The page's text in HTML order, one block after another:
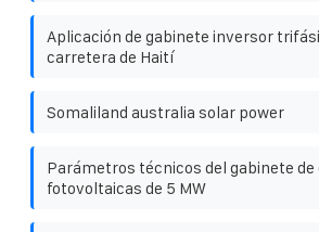
Aplicación de gabinete inversor
carretera de Haití
Somaliland australia solar power
Parámetros técnicos del gabinete de
fotovoltaicas de 5 MW